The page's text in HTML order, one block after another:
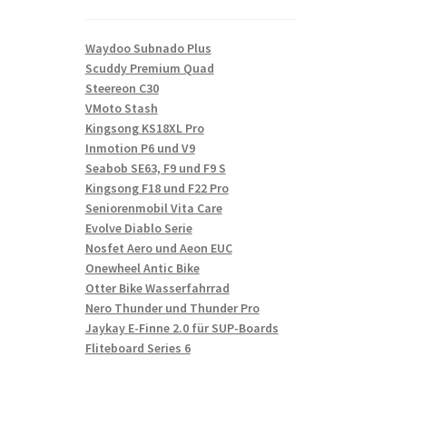
Waydoo Subnado Plus
Scuddy Premium Quad
Steereon C30
VMoto Stash
Kingsong KS18XL Pro
Inmotion P6 und V9
Seabob SE63, F9 und F9 S
Kingsong F18 und F22 Pro
Seniorenmobil Vita Care
Evolve Diablo Serie
Nosfet Aero und Aeon EUC
Onewheel Antic Bike
Otter Bike Wasserfahrrad
Nero Thunder und Thunder Pro
Jaykay E-Finne 2.0 für SUP-Boards
Fliteboard Series 6